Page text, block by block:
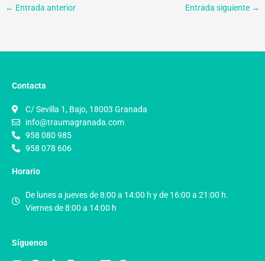
← Entrada anterior Entrada siguiente →
Contacta
C/ Sevilla 1, Bajo, 18003 Granada
info@traumagranada.com
958 080 985
958 078 606
Horario
De lunes a jueves de 8:00 a 14:00 h y de 16:00 a 21:00 h.
Viernes de 8:00 a 14:00 h
Síguenos